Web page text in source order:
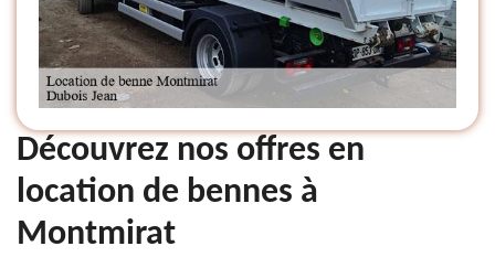
Découvrez nos offres en
location de bennes à
Montmirat